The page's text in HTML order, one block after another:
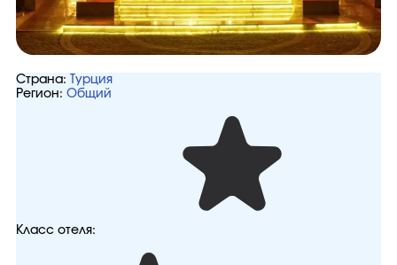
Страна:
Турция
Регион: Общий
Класс отеля: